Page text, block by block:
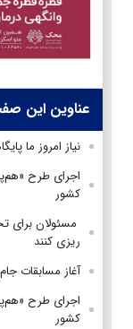
عناوین این
نیاز امروز ما
کشور
مسئولان برای
ریزی کنند
آغاز مسابقات
کشور